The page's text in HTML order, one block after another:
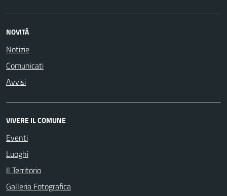
NOVITÀ
Notizie
Comunicati
Avvisi
VIVERE IL COMUNE
Eventi
Luoghi
Il Territorio
Galleria Fotografica